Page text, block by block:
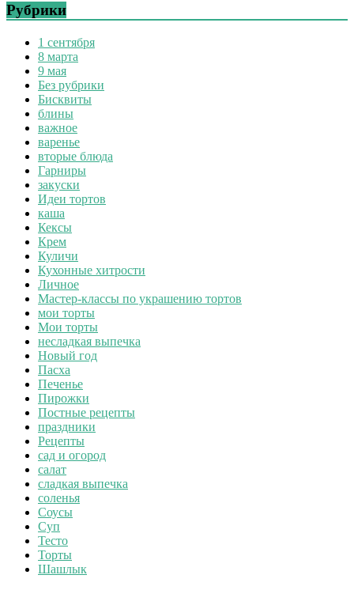
Рубрики
1 сентября
8 марта
9 мая
Без рубрики
Бисквиты
блины
важное
варенье
вторые блюда
Гарниры
закуски
Идеи тортов
каша
Кексы
Крем
Куличи
Кухонные хитрости
Личное
Мастер-классы по украшению тортов
мои торты
Мои торты
несладкая выпечка
Новый год
Пасха
Печенье
Пирожки
Постные рецепты
праздники
Рецепты
сад и огород
салат
сладкая выпечка
соленья
Соусы
Суп
Тесто
Торты
Шашлык